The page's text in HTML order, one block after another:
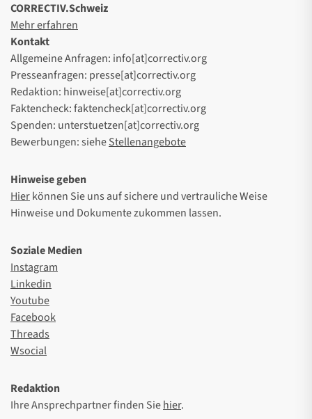
CORRECTIV.Schweiz
Mehr erfahren
Kontakt
Allgemeine Anfragen: info[at]correctiv.org
Presseanfragen: presse[at]correctiv.org
Redaktion: hinweise[at]correctiv.org
Faktencheck: faktencheck[at]correctiv.org
Spenden: unterstuetzen[at]correctiv.org
Bewerbungen: sieheStellenangebote
Hinweise geben
Hierkönnen Sie uns auf sichere und vertrauliche Weise
Hinweise und Dokumente zukommen lassen.
Soziale Medien
Instagram
Linkedin
Youtube
Facebook
Threads
Wsocial
Redaktion
Ihre Ansprechpartner finden Siehier.